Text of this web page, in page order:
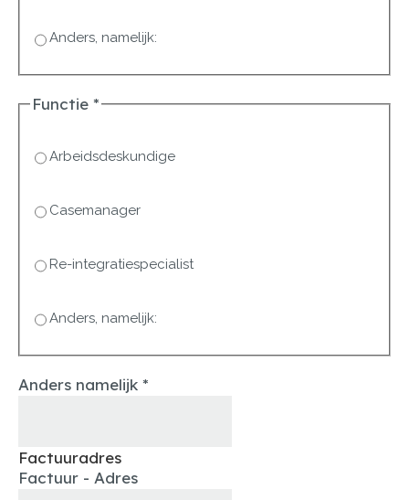
Anders, namelijk:
Functie*
Arbeidsdeskundige
Casemanager
Re-integratiespecialist
Anders, namelijk:
Anders namelijk *
Factuuradres
Factuur - Adres